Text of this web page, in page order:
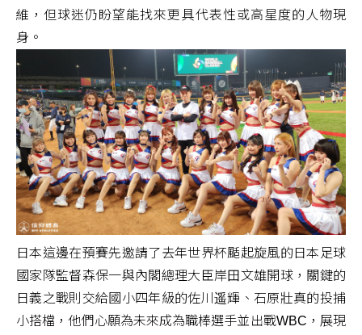
維，但球迷仍盼望能找來更具代表性或高星度的人物現
身。
日本這邊在預賽先邀請了去年世界杯颳起旋風的日本足球
國家隊監督森保一與內閣總理大臣岸田文雄開球，關鍵的
日義之戰則交給國小四年級的佐川遥輝、石原壯真的投捕
小搭檔，他們心願為未來成為職棒選手並出戰WBC，展現